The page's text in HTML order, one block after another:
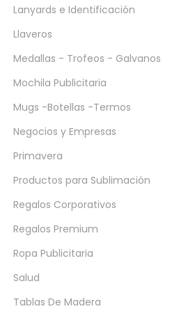
Lanyards e Identificación
Llaveros
Medallas - Trofeos - Galvanos
Mochila Publicitaria
Mugs -Botellas -Termos
Negocios y Empresas
Primavera
Productos para Sublimación
Regalos Corporativos
Regalos Premium
Ropa Publicitaria
Salud
Tablas De Madera